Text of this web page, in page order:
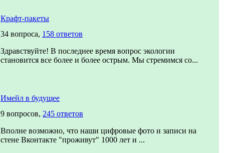
Крафт-пакеты
34 вопроса, 158 ответов
Здравствуйте! В последнее время вопрос экологии
становится все более и более острым. Мы стремимся со...
Имейл в будущее
9 вопросов, 245 ответов
Вполне возможно, что наши цифровые фото и записи на
стене Вконтакте "проживут" 1000 лет и ...